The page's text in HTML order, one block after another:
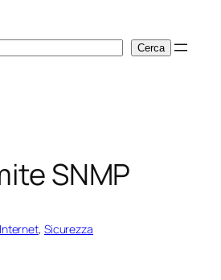
Cerca
SNMP
, Sicurezza